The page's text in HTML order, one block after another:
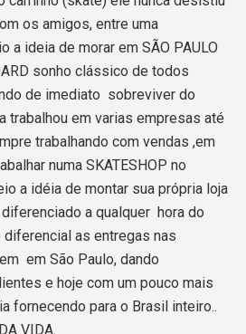
os amigos, entre uma
a ideia de morar em SÃO PAULO
sonho clássico de todos
de imediato sobreviver do
trabalhou em varias empresas até
trabalhando com vendas ,em
numa SKATESHOP no
a idéia de montar sua própria loja
a qualquer hora do
as entregas nas
em São Paulo, dando
e hoje com um pouco mais
fornecendo para o Brasil inteiro..
VIDA.